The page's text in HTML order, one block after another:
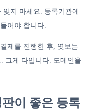
지 마세요. 등록기관에
어야 합니다.
제를 진행한 후, 엿보는
그게 다입니다. 도메인을
이 좋은 등록